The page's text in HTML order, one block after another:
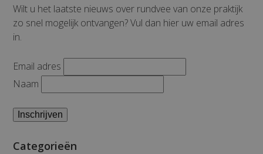
Wilt u het laatste nieuws over rundvee van onze praktijk
zo snel mogelijk ontvangen? Vul dan hier uw email adres
in.
Email adres
Naam
Categorieën